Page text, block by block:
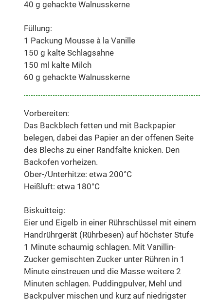
40 g gehackte Walnusskerne
Füllung:
1 Packung Mousse à la Vanille
150 g kalte Schlagsahne
150 ml kalte Milch
60 g gehackte Walnusskerne
Vorbereiten:
Das Backblech fetten und mit Backpapier
belegen, dabei das Papier an der offenen Seite
des Blechs zu einer Randfalte knicken. Den
Backofen vorheizen.
Ober-/Unterhitze: etwa 200°C
Heißluft: etwa 180°C
Biskuitteig:
Eier und Eigelb in einer Rührschüssel mit einem
Handrührgerät (Rührbesen) auf höchster Stufe
1 Minute schaumig schlagen. Mit Vanillin-
Zucker gemischten Zucker unter Rühren in 1
Minute einstreuen und die Masse weitere 2
Minuten schlagen. Puddingpulver, Mehl und
Backpulver mischen und kurz auf niedrigster